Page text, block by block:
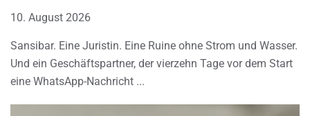
10. August 2026
Sansibar. Eine Juristin. Eine Ruine ohne Strom und Wasser.
Und ein Geschäftspartner, der vierzehn Tage vor dem Start
eine WhatsApp-Nachricht